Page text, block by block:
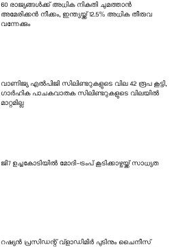
60 രാജ്യങ്ങൾക്ക് അധിക നികുതി ചുമത്താൻ
അമേരിക്കൻ നീക്കം, ഇന്ത്യയ്ക്ക് 12.5% അധിക തീരുവ
വന്നേക്കും
വാണിജ്യ എൽപിജി സിലിണ്ടറുകളുടെ വില 42 രൂപ കൂട്ടി,
ഗാർഹിക പാചകവാതക സിലിണ്ടറുകളുടെ വിലയിൽ
മാറ്റമില്ല
ജി7 ഉച്ചകോടിയിൽ മോദി-ട്രംപ് കൂടിക്കാഴ്ചയ്ക്ക് സാധ്യത
റഷ്യൻ പ്രസിഡന്റ് വ്‌ളാഡിമിർ പുടിനും ചൈനീസ്